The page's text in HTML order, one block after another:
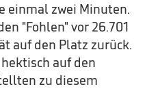
einmal zwei Minuten.
"Fohlen" vor 26.701
auf den Platz zurück.
auf den
zu diesem